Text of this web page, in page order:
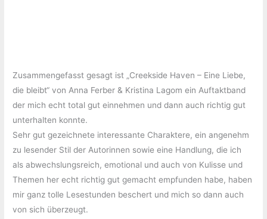
Zusammengefasst gesagt ist „Creekside Haven – Eine Liebe,
die bleibt“ von Anna Ferber & Kristina Lagom ein Auftaktband
der mich echt total gut einnehmen und dann auch richtig gut
unterhalten konnte.
Sehr gut gezeichnete interessante Charaktere, ein angenehm
zu lesender Stil der Autorinnen sowie eine Handlung, die ich
als abwechslungsreich, emotional und auch von Kulisse und
Themen her echt richtig gut gemacht empfunden habe, haben
mir ganz tolle Lesestunden beschert und mich so dann auch
von sich überzeugt.